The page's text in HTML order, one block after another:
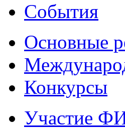
События
Основные
Конкурсы
Участие